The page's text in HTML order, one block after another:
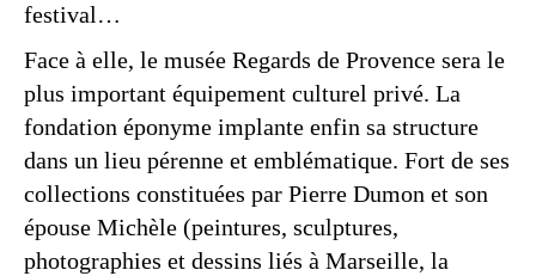
festival…
Face à elle, le musée Regards de Provence sera le
plus important équipement culturel privé. La
fondation éponyme implante enfin sa structure
dans un lieu pérenne et emblématique. Fort de ses
collections constituées par Pierre Dumon et son
épouse Michèle (peintures, sculptures,
photographies et dessins liés à Marseille, la